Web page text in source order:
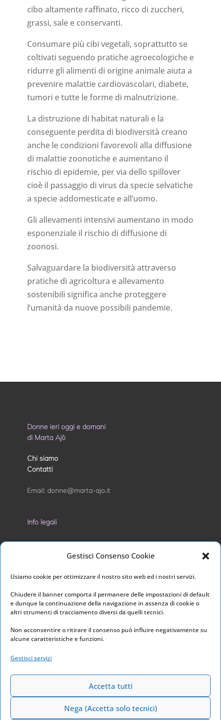
Gestisci Consenso Cookie
Usiamo cookie per ottimizzare il nostro sito web ed i nostri servizi.
Chiudere il banner comporta il permanere delle impostazioni di default
e dunque la continuazione della navigazione in assenza di cookie o
altri strumenti di tracciamento diversi da quelli tecnici.
Non acconsentire o ritirare il consenso può influire negativamente su
alcune caratteristiche e funzioni.
Gestisci servizi
Accetta tutti
Nega (Accetta solo tecnici)
cibo altamente raffinato, ricco di zuccheri,
grassi, sale e conservanti.
Consumare più cibi vegetali, soprattutto se
coltivati seguendo pratiche agroecologiche e
ridurre gli alimenti di origine animale aiuta a
prevenire malattie cardiovascolari, diabete,
tumori e tutte le forme di malnutrizione.
La distruzione di habitat naturali e la
conseguente perdita di biodiversità creano
anche le condizioni favorevoli alla diffusione
di malattie zoonotiche e aumentano il
rischio di epidemie, per via dello spillover
cioè il passaggio di virus da specie selvatiche
a specie addomesticate e all’uomo.
Gli allevamenti intensivi aumentano in modo
esponenziale il rischio di diffusione di
zoonosi.
Salvaguardare la biodiversità attraverso
pratiche di agricoltura e allevamento
sostenibili significa anche proteggere
l’umanità da nuove possibili pandemie.
Donne ieri oggi e domani
di Marta Ajò
Chi siamo
Contatti
Email: donne@marta-ajo.it
Info legali
Privacy Policy
Cookie Policy